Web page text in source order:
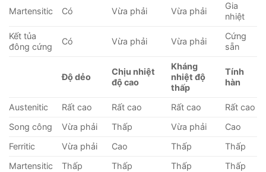
Martensitic Có Vừa phải Vừa phải
Gia
nhiệt
Kết tủa
đông cứng
Có Vừa phải Vừa phải
Cứng
sẵn
Độ dẻo
Chịu nhiệt
độ cao
Kháng
nhiệt độ
thấp
Tính
hàn
Austenitic Rất cao Rất cao Rất cao
Rất cao
Song công
Vừa phải Thấp Vừa phải
Cao
Ferritic
Vừa phải Cao Thấp
Thấp
Martensitic
Thấp Thấp Thấp
Thấp